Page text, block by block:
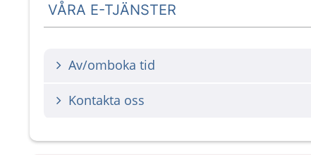
VÅRA E-TJÄNSTER
Av/omboka tid
Kontakta oss